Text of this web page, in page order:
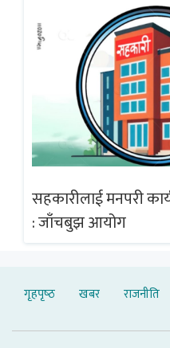
सहकारीलाई मनपरी
: जाँचबुझ आयोग
गृहपृष्‍ठ खबर राजनीति